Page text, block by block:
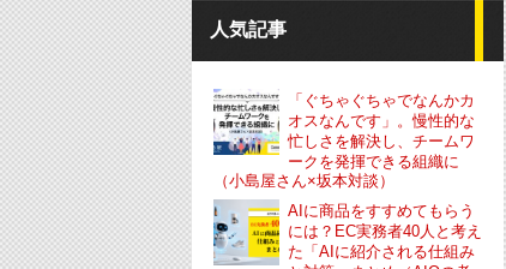
人気記事
「ぐちゃぐちゃでなんかカ
オスなんです」。慢性的な
忙しさを解決し、チームワ
ークを発揮できる組織に
（小島屋さん×坂本対談）
AIに商品をすすめてもらう
には？EC実務者40人と考え
た「AIに紹介される仕組み